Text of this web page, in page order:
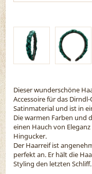
Dieser wunderschöne
Accessoire für das
Satinmaterial und ist in
Die warmen Farben und
einen Hauch von
Hingucker.
Der Haarreif ist
perfekt an. Er hält die
Styling den letzten Schliff.